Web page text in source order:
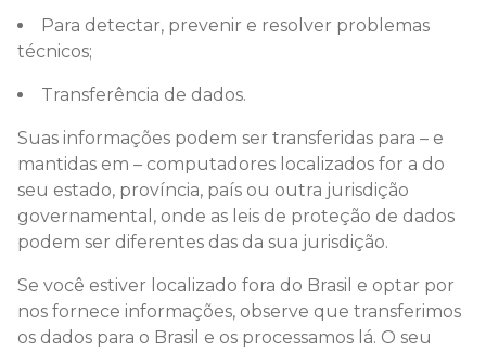
Para detectar, prevenir e resolver problemas
técnicos;
Transferência de dados.
Suas informações podem ser transferidas para – e
mantidas em – computadores localizados for a do
seu estado, província, país ou outra jurisdição
governamental, onde as leis de proteção de dados
podem ser diferentes das da sua jurisdição.
Se você estiver localizado fora do Brasil e optar por
nos fornece informações, observe que transferimos
os dados para o Brasil e os processamos lá. O seu